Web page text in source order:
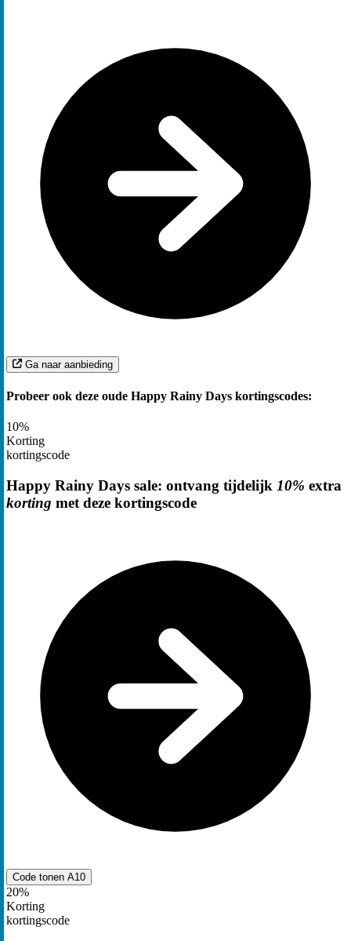
Ga naar aanbieding
Probeer ook deze oude Happy Rainy Days kortingscodes:
10%
Korting
kortingscode
Happy Rainy Days sale: ontvang tijdelijk 10% extra
korting met deze kortingscode
Code tonen A10
20%
Korting
kortingscode